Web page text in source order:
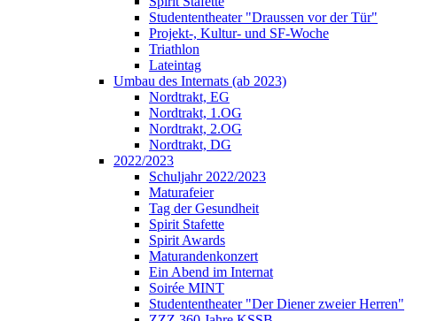
Studententheater "Draussen vor der Tür"
Projekt-, Kultur- und SF-Woche
Triathlon
Lateintag
Umbau des Internats (ab 2023)
Nordtrakt, EG
Nordtrakt, 1.OG
Nordtrakt, 2.OG
Nordtrakt, DG
2022/2023
Schuljahr 2022/2023
Maturafeier
Tag der Gesundheit
Spirit Stafette
Spirit Awards
Maturandenkonzert
Ein Abend im Internat
Soirée MINT
Studententheater "Der Diener zweier Herren"